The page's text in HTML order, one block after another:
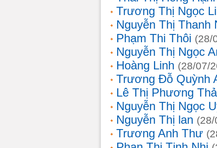
Trương Thị Ngọc
Nguyễn Thị Thanh
Phạm Thi Thôi (28/
Nguyễn Thị Ngọc
Hoàng Linh (28/07/
Trương Đỗ Quỳnh
Lê Thị Phương
Nguyễn Thị Ngọc
Nguyễn Thị lan
Trương Anh Thư